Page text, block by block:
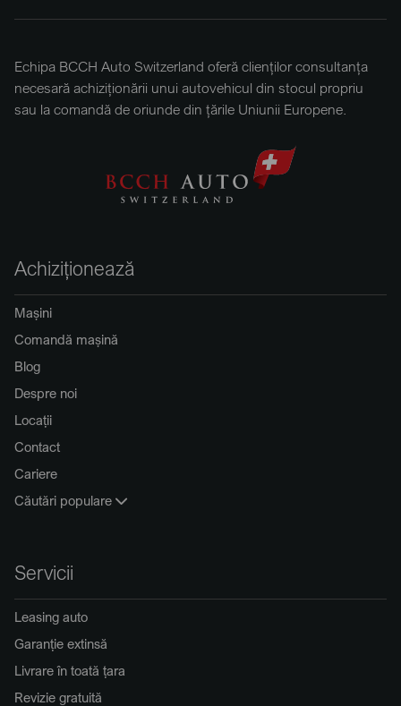
Echipa BCCH Auto Switzerland oferă clienților consultanța
necesară achiziționării unui autovehicul din stocul propriu
sau la comandă de oriunde din țările Uniunii Europene.
Achiziționează
Mașini
Comandă mașină
Blog
Despre noi
Locații
Contact
Cariere
Căutări populare
Servicii
Leasing auto
Garanție extinsă
Livrare în toată țara
Revizie gratuită